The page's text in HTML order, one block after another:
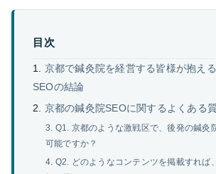
目次
京都で鍼灸院を経営する皆様が抱え
SEOの結論
京都の鍼灸院SEOに関するよくある質
Q1. 京都のような激戦区で、後発の鍼灸
可能ですか？
Q2. どのようなコンテンツを掲載すれば